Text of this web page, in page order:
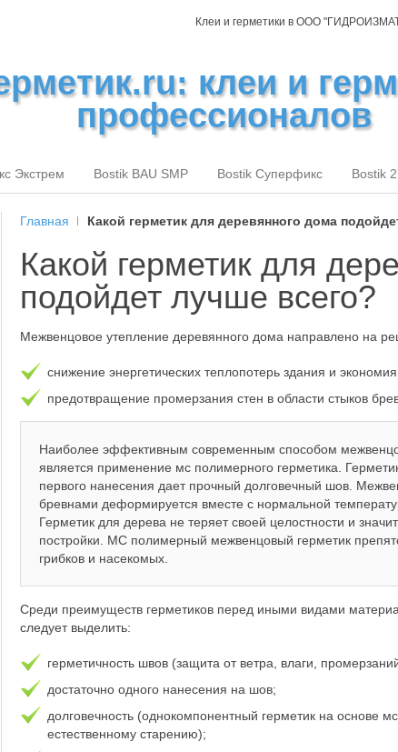
Клеи и герметики в ООО
клеи и
профессионалов
Экстрем Bostik BAU SMP Bostik Суперфикс Bostik
Главная Какой герметик для деревянного дома
Какой герметик для
подойдет лучше всего?
Межвенцовое утепление деревянного дома направлено на
снижение энергетических теплопотерь здания и
предотвращение промерзания стен в области стыков
Наиболее эффективным современным способом
является применение мс полимерного герметика.
первого нанесения дает прочный долговечный шов.
бревнами деформируется вместе с нормальной
Герметик для дерева не теряет своей целостности и
постройки. МС полимерный межвенцовый герметик
грибков и насекомых.
Среди преимуществ герметиков перед иными видами
следует выделить:
герметичность швов (защита от ветра, влаги,
достаточно одного нанесения на шов;
долговечность (однокомпонентный герметик на основе
естественному старению);